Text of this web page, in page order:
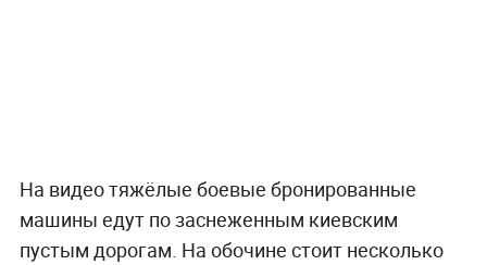
На видео тяжёлые боевые бронированные
машины едут по заснеженным киевским
пустым дорогам. На обочине стоит несколько